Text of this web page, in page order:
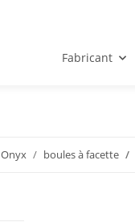
Fabricant
Onyx boules à facette